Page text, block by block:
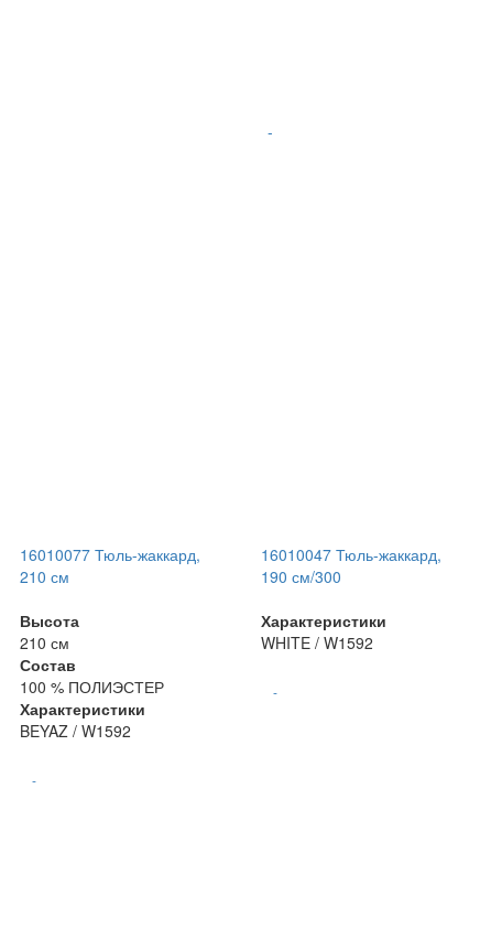
-
16010077 Тюль-жаккард,
210 см
Высота
210 см
Состав
100 % ПОЛИЭСТЕР
Характеристики
BEYAZ / W1592
-
16010047 Тюль-жаккард,
190 см/300
Характеристики
WHITE / W1592
-